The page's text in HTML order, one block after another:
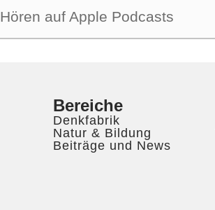
Hören auf Apple Podcasts
Bereiche
Denkfabrik
Natur & Bildung
Beiträge und News